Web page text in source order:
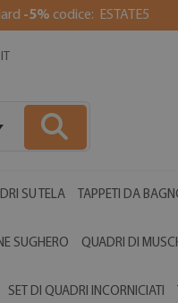
-5% codice: ESTATE5
SU TELA TAPPETI DA
SUGHERO QUADRI DI
SET DI QUADRI INCORNICIATI